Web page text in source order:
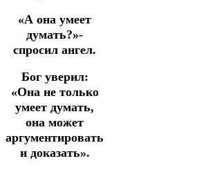
«А она умеет
думать?»-
спросил ангел.
Бог уверил:
«Она не только
умеет думать,
она может
аргументировать
и доказать».